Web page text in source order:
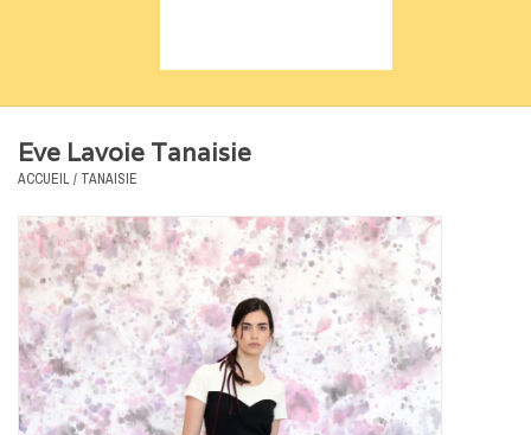
Soldes
Certificats cadeaux
Marques
Eve Lavoie Tanaisie
ACCUEIL/ TANAISIE